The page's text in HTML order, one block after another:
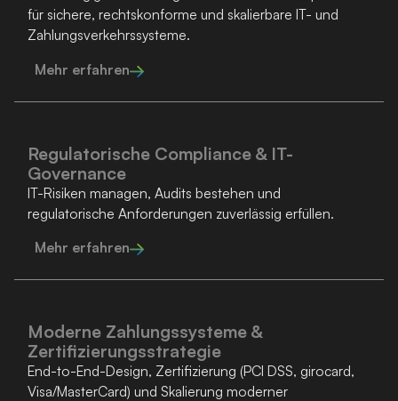
für sichere, rechtskonforme und skalierbare IT- und
Zahlungsverkehrssysteme.
Mehr erfahren
Regulatorische Compliance & IT-
Governance
IT-Risiken managen, Audits bestehen und
regulatorische Anforderungen zuverlässig erfüllen.
Mehr erfahren
Moderne Zahlungssysteme &
Zertifizierungsstrategie
End-to-End-Design, Zertifizierung (PCI DSS, girocard,
Visa/MasterCard) und Skalierung moderner